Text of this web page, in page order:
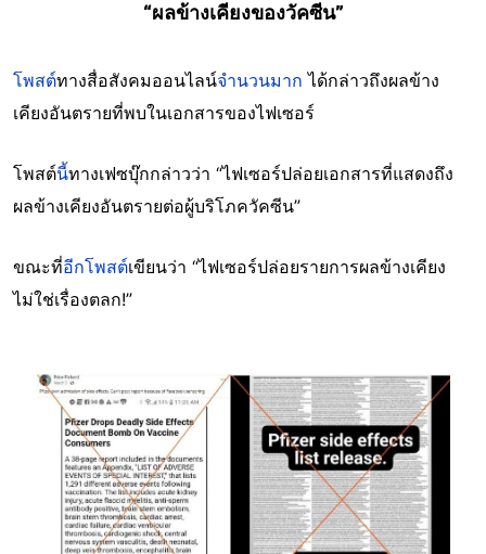
“ผลข้างเคียงของวัคซีน”
โพสต์ทางสื่อสังคมออนไลน์จำนวนมาก ได้กล่าวถึงผลข้าง
เคียงอันตรายที่พบในเอกสารของไฟเซอร์
โพสต์นี้ทางเฟซบุ๊กกล่าวว่า “ไฟเซอร์ปล่อยเอกสารที่แสดงถึง
ผลข้างเคียงอันตรายต่อผู้บริโภควัคซีน”
ขณะที่อีกโพสต์เขียนว่า “ไฟเซอร์ปล่อยรายการผลข้างเคียง
ไม่ใช่เรื่องตลก!”
Image